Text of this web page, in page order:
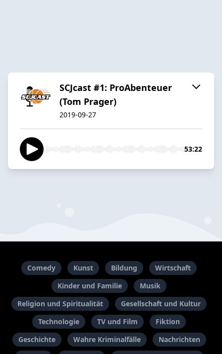
SCJcast #1: ProAbenteuer
(Tom Prager)
2019-09-27
53:22
Comedy Kunst Bildung
Wirtschaft
Kinder und Familie
Musik
Religion und Spiritualität
Gesellschaft und Kultur
Technologie
TV und Film
Fiktion
Geschichte
Wahre Kriminalfälle
Nachrichten